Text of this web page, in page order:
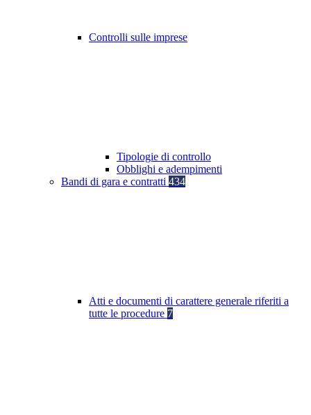
Controlli sulle imprese
Tipologie di controllo
Obblighi e adempimenti
Bandi di gara e contratti 434
Atti e documenti di carattere generale riferiti a
tutte le procedure 7